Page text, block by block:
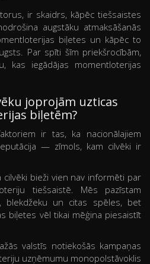
ir skaidrs, kāpēc tiešsaistes
augstāku atmaksāšanās
biļetes un kāpēc to
Par spīti šīm priekšrocībām,
kas iegādājas momentloterijas
joprojām uzticas
biļetēm?
ir tas, ka nacionālajiem
— zīmols, kam cilvēki ir
bieži vien nav informēti par
tiešsaistē. Mēs pazīstam
blekdžeku un citas spēles, bet
biļetes vēl tikai mēģina piesaistīt
valstīs notiekošās kampaņas
uzņēmumu monopolstāvoklis